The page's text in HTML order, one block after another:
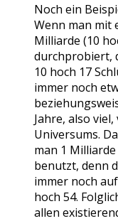
Noch ein
Wenn man mit
Milliarde (10
durchprobiert,
10 hoch 17
immer noch
Jahre, also
Universums.
man 1
benutzt, denn
immer noch
hoch 54.
allen